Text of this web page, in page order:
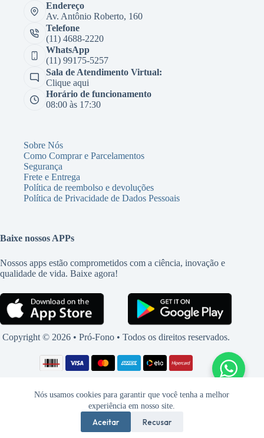
Nós usamos cookies para garantir que você tenha a melhor
experiência em nosso site.
Aceitar Recusar
Endereço
Av. Antônio Roberto, 160
Telefone
(11) 4688-2220
WhatsApp
(11) 99175-5257
Sala de Atendimento Virtual:
Clique aqui
Horário de funcionamento
08:00 às 17:30
Sobre Nós
Como Comprar e Parcelamentos
Segurança
Frete e Entrega
Política de reembolso e devoluções
Política de Privacidade de Dados Pessoais
Baixe nossos APPs
Nossos apps estão comprometidos com a ciência, inovação e
qualidade de vida. Baixe agora!
Copyright © 2026 • Pró-Fono • Todos os direitos reservados.